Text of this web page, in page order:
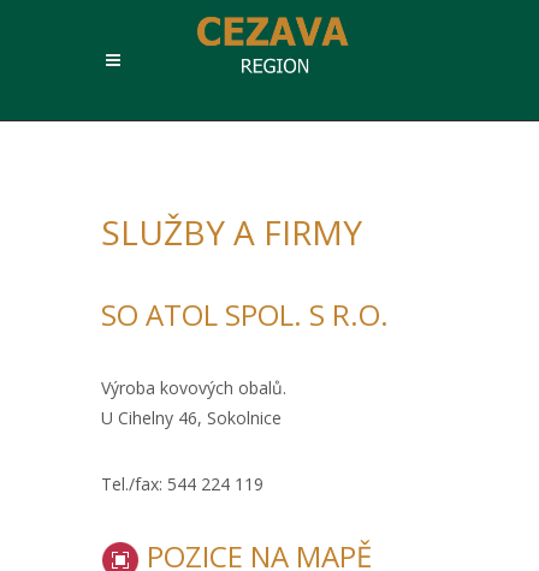
SLUŽBY A FIRMY
SO ATOL SPOL. S R.O.
Výroba kovových obalů.
U Cihelny 46, Sokolnice
Tel./fax: 544 224 119
POZICE NA MAPĚ